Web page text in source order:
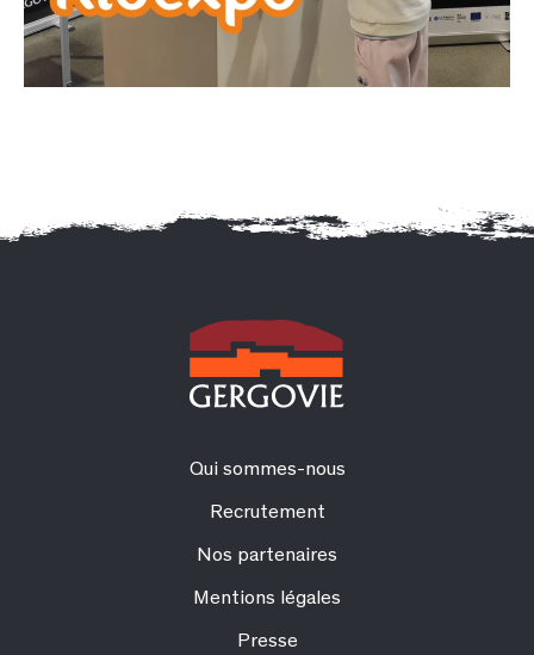
Qui sommes-nous
Recrutement
Nos partenaires
Mentions légales
Presse